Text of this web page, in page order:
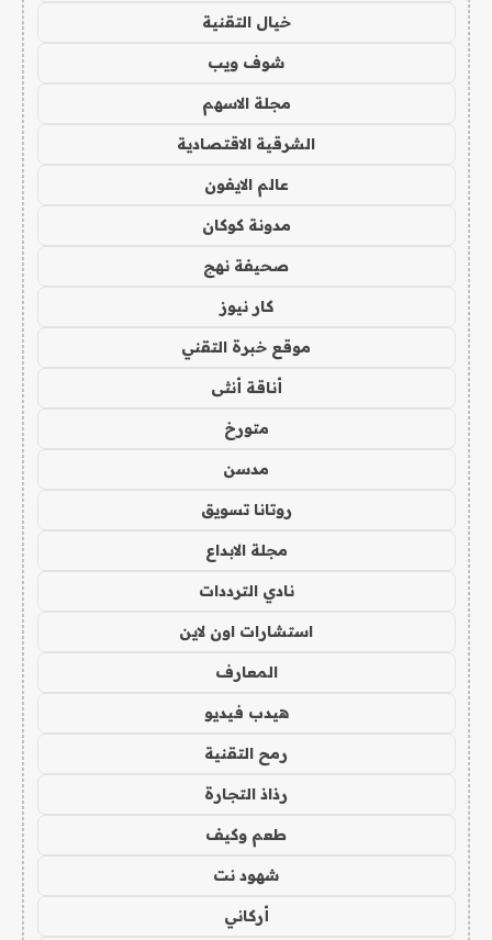
خيال التقنية
شوف ويب
مجلة الاسهم
الشرقية الاقتصادية
عالم الايفون
مدونة كوكان
صحيفة نهج
كار نيوز
موقع خبرة التقني
أناقة أنثى
متورخ
مدسن
روتانا تسويق
مجلة الابداع
نادي الترددات
استشارات اون لاين
المعارف
هيدب فيديو
رمح التقنية
رذاذ التجارة
طعم وكيف
شهود نت
أركاني